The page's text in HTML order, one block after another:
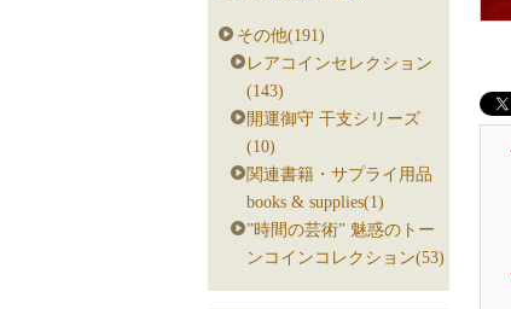
その他(191)
レアコインセレクション
(143)
開運御守 干支シリーズ
(10)
関連書籍・サプライ用品
books & supplies(1)
”時間の芸術” 魅惑のトー
ンコインコレクション(53)